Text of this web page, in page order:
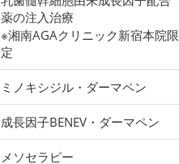
薬の注入治療
※湘南AGAクリニック新宿本院限
定
ミノキシジル・ダーマペン
成長因子BENEV・ダーマペン
メソセラピー